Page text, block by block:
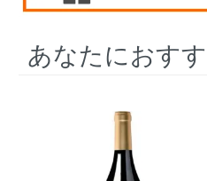
あなたにおす